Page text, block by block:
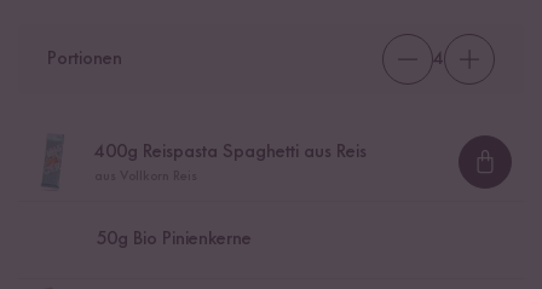
Portionen 4
400g Reispasta Spaghetti aus Reis
50g Bio Pinienkerne